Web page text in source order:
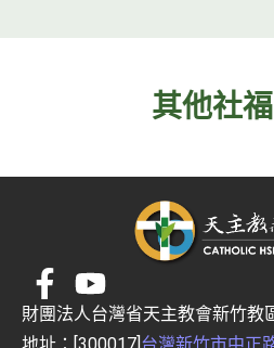
其他社
財團法人台灣省天主教會新竹教